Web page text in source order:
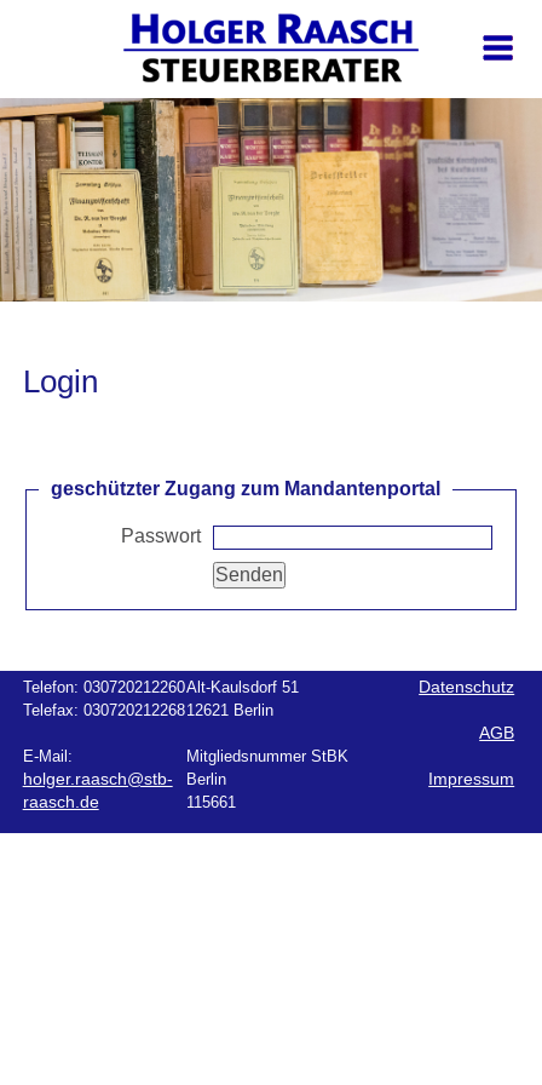
Login
geschützter Zugang zum Mandantenportal
Passwort
Telefon: 030720212260
Telefax: 030720212268
E-Mail:
holger.raasch@stb-
raasch.de
Alt-Kaulsdorf 51
12621 Berlin
Mitgliedsnummer StBK
Berlin
115661
Datenschutz
AGB
Impressum